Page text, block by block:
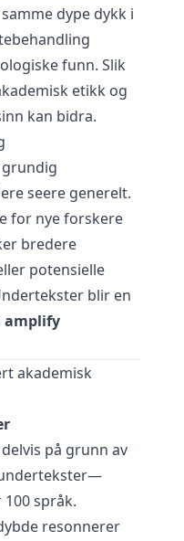
dype dykk i
funn. Slik
etikk og
kan bidra.
seere generelt.
for nye forskere
bredere
potensielle
blir en
amplify
akademisk
på grunn av
språk.
resonnerer